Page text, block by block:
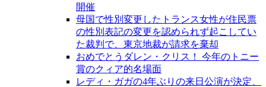
開催
母国で性別変更したトランス女性が住民票
の性別表記の変更を認められず起こしてい
た裁判で、東京地裁が請求を棄却
おめでとうダレン・クリス！ 今年のトニー
賞のクィア的名場面
レディ・ガガの4年ぶりの来日公演が決定、